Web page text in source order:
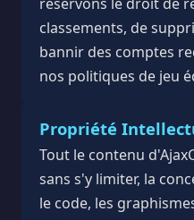
classements, de
bannir des comptes
nos politiques de jeu
Propriété
Tout le contenu
sans s'y limiter, la
le code, les